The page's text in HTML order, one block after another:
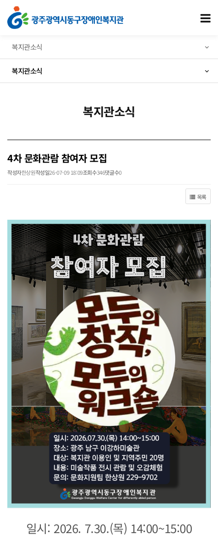
4차 문화관람 참여자 모집 > 복지관소식
복지관소식
복지관소식
복지관소식
4차 문화관람 참여자 모집
작성자한상원작성일26-07-09 18:09조회수346댓글수0
목록
일시: 2026. 7.30.(목) 14:00~15:00